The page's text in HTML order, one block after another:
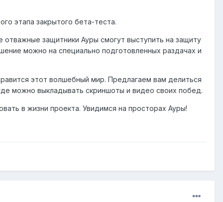
этапа закрытого бета-теста.
защитники Ауры смогут выступить на защиту
можно на специально подготовленных раздачах и
этот волшебный мир. Предлагаем вам делиться
можно выкладывать скриншоты и видео своих побед.
в жизни проекта. Увидимся на просторах Ауры!